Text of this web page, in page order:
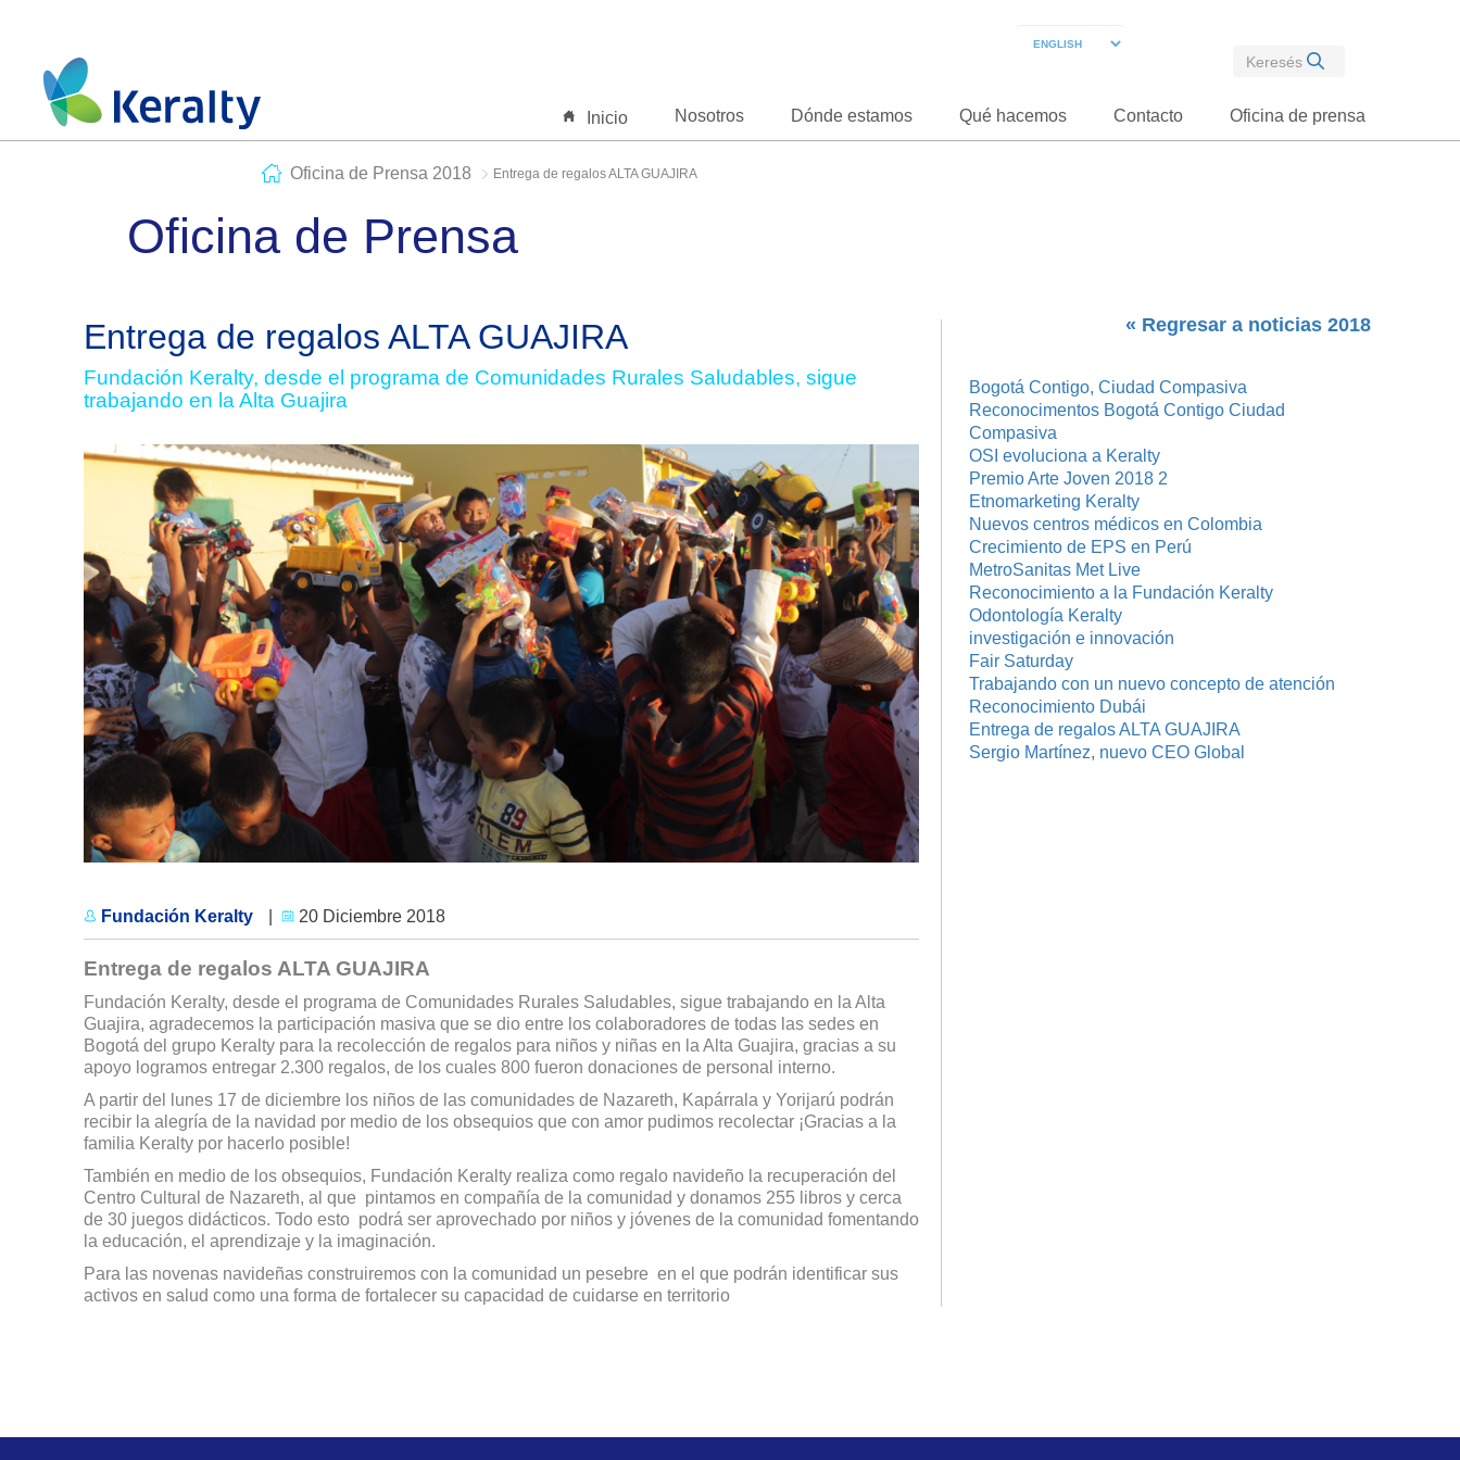
Inicio Nosotros Dónde estamos Qué hacemos Contacto Oficina de prensa
Oficina de Prensa 2018 Entrega de regalos ALTA GUAJIRA
Oficina de Prensa
Entrega de regalos ALTA GUAJIRA
Fundación Keralty, desde el programa de Comunidades Rurales Saludables, sigue
trabajando en la Alta Guajira
Fundación Keralty 20 Diciembre 2018
Entrega de regalos ALTA GUAJIRA
Fundación Keralty, desde el programa de Comunidades Rurales Saludables, sigue trabajando en la Alta
Guajira, agradecemos la participación masiva que se dio entre los colaboradores de todas las sedes en
Bogotá del grupo Keralty para la recolección de regalos para niños y niñas en la Alta Guajira, gracias a su
apoyo logramos entregar 2.300 regalos, de los cuales 800 fueron donaciones de personal interno.
A partir del lunes 17 de diciembre los niños de las comunidades de Nazareth, Kapárrala y Yorijarú podrán
recibir la alegría de la navidad por medio de los obsequios que con amor pudimos recolectar ¡Gracias a la
familia Keralty por hacerlo posible!
También en medio de los obsequios, Fundación Keralty realiza como regalo navideño la recuperación del
Centro Cultural de Nazareth, al que pintamos en compañía de la comunidad y donamos 255 libros y cerca
de 30 juegos didácticos. Todo esto podrá ser aprovechado por niños y jóvenes de la comunidad fomentando
la educación, el aprendizaje y la imaginación.
Para las novenas navideñas construiremos con la comunidad un pesebre en el que podrán identificar sus
activos en salud como una forma de fortalecer su capacidad de cuidarse en territorio
« Regresar a noticias 2018
Bogotá Contigo, Ciudad Compasiva
Reconocimentos Bogotá Contigo Ciudad
Compasiva
OSI evoluciona a Keralty
Premio Arte Joven 2018 2
Etnomarketing Keralty
Nuevos centros médicos en Colombia
Crecimiento de EPS en Perú
MetroSanitas Met Live
Reconocimiento a la Fundación Keralty
Odontología Keralty
investigación e innovación
Fair Saturday
Trabajando con un nuevo concepto de atención
Reconocimiento Dubái
Entrega de regalos ALTA GUAJIRA
Sergio Martínez, nuevo CEO Global